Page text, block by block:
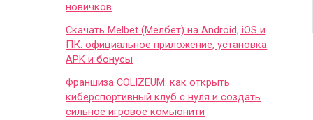
новичков
Скачать Melbet (Мелбет) на Android, iOS и
ПК: официальное приложение, установка
APK и бонусы
Франшиза COLIZEUM: как открыть
киберспортивный клуб с нуля и создать
сильное игровое комьюнити